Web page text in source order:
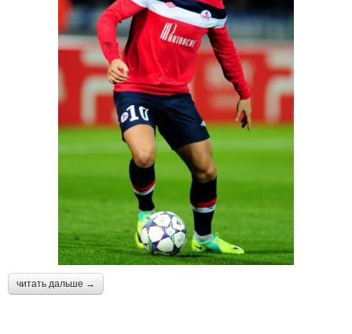
читать дальше →